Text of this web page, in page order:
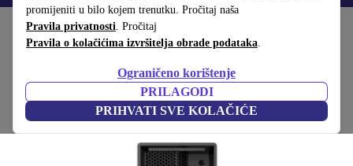
promijeniti u bilo kojem trenutku. Pročitaj naša
Pravila privatnosti. Pročitaj
Pravila o kolačićima izvršitelja obrade podataka.
Ograničeno korištenje
PRILAGODI
PRIHVATI SVE KOLAČIĆE
Početna stranica Proizvodi Desktop računala
Lenovo ThinkStation P3 Tower
i9-13900K | 32 GB | 1 TB SSD | RTX A2000 | Win 11 Pro
(Prikupljanje recenzija)